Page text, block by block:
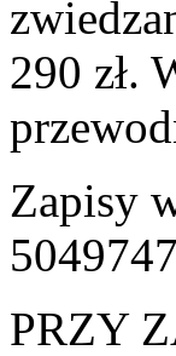
290 zł.
Zapisy
PRZY